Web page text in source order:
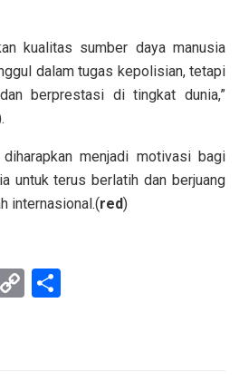
kualitas sumber daya manusia
dalam tugas kepolisian, tetapi
berprestasi di tingkat dunia,”
menjadi motivasi bagi
untuk terus berlatih dan berjuang
internasional.(red)
W
C